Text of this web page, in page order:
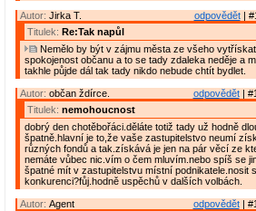
odpovědět|
Autor: Jirka T.
Titulek: Re:Tak napůl
Nemělo by být v zájmu města ze všeho
spokojenost občanu a to se tady zdaleka neděje a
takhle půjde dál tak tady nikdo nebude chtít bydlet.
odpovědět|
Autor: občan ždírce.
Titulek: nemohoucnost
dobrý den chotěbořáci.děláte totiž tady už hodně
špatně.hlavní je to,že vaše zastupitelstvo neumí
různých fondů a tak.získává je jen na pár věcí ze
nemáte vůbec nic.vím o čem mluvím.nebo spíš se
špatné mít v zastupitelstvu místní podnikatele.nosit
konkurenci?fůj.hodně uspěchů v dalších volbách.
odpovědět|
Autor: Agent